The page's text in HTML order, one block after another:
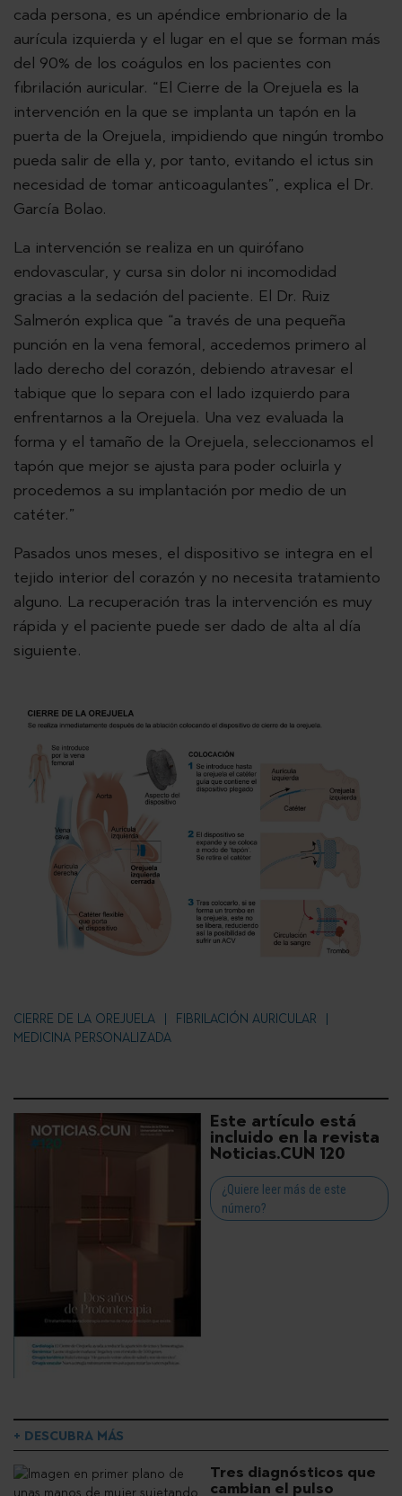
cada persona, es un apéndice embrionario de la
aurícula izquierda y el lugar en el que se forman más
del 90% de los coágulos en los pacientes con
fibrilación auricular. “El Cierre de la Orejuela es la
intervención en la que se implanta un tapón en la
puerta de la Orejuela, impidiendo que ningún trombo
pueda salir de ella y, por tanto, evitando el ictus sin
necesidad de tomar anticoagulantes”, explica el Dr.
García Bolao.
La intervención se realiza en un quirófano
endovascular, y cursa sin dolor ni incomodidad
gracias a la sedación del paciente. El Dr. Ruiz
Salmerón explica que “a través de una pequeña
punción en la vena femoral, accedemos primero al
lado derecho del corazón, debiendo atravesar el
tabique que lo separa con el lado izquierdo para
enfrentarnos a la Orejuela. Una vez evaluada la
forma y el tamaño de la Orejuela, seleccionamos el
tapón que mejor se ajusta para poder ocluirla y
procedemos a su implantación por medio de un
catéter.”
Pasados unos meses, el dispositivo se integra en el
tejido interior del corazón y no necesita tratamiento
alguno. La recuperación tras la intervención es muy
rápida y el paciente puede ser dado de alta al día
siguiente.
CIERRE DE LA OREJUELA
FIBRILACIÓN AURICULAR
MEDICINA PERSONALIZADA
Este artículo está
incluido en la revista
Noticias.CUN 120
¿Quiere leer más de este
número?
+ DESCUBRA MÁS
Tres diagnósticos que
cambian el pulso